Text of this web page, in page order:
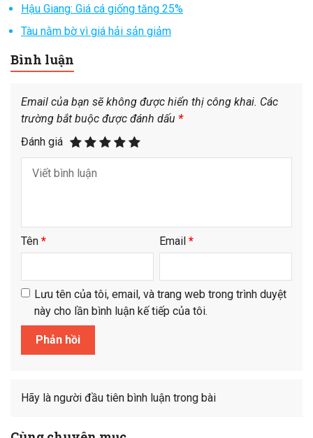
Hậu Giang: Giá cá giống tăng 25%
Tàu nằm bờ vì giá hải sản giảm
Bình luận
Email của bạn sẽ không được hiển thị công khai. Các
trường bắt buộc được đánh dấu *
Đánh giá
Tên * Email *
Lưu tên của tôi, email, và trang web trong trình duyệt
này cho lần bình luận kế tiếp của tôi.
Hãy là người đầu tiên bình luận trong bài